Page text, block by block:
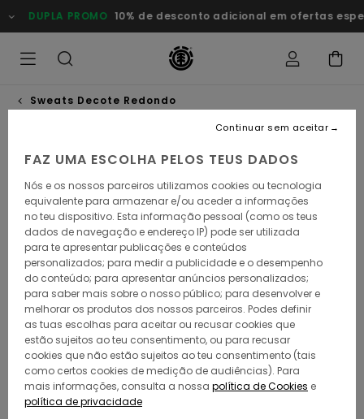
para
a
DUPLA PROMO 10% de desconto adicional em ofertas
Sweats Decote Redondo
FAZ UMA ESCOLHA PELOS TEUS DADOS
Nós e os nossos parceiros utilizamos cookies ou tecnologia
equivalente para armazenar e/ou aceder a informações
no teu dispositivo. Esta informação pessoal (como os teus
dados de navegação e endereço IP) pode ser utilizada
para te apresentar publicações e conteúdos
personalizados; para medir a publicidade e o desempenho
do conteúdo; para apresentar anúncios personalizados;
para saber mais sobre o nosso público; para desenvolver e
melhorar os produtos dos nossos parceiros. Podes definir
as tuas escolhas para aceitar ou recusar cookies que
estão sujeitos ao teu consentimento, ou para recusar
cookies que não estão sujeitos ao teu consentimento (tais
como certos cookies de medição de audiências). Para
mais informações, consulta a nossa política de Cookies e
política de privacidade
Continuar sem aceitar